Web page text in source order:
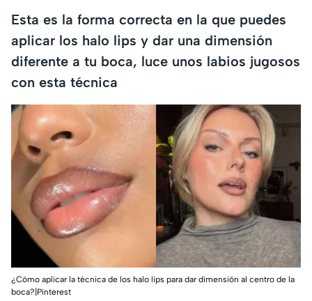
Esta es la forma correcta en la que puedes
aplicar los halo lips y dar una dimensión
diferente a tu boca, luce unos labios jugosos
con esta técnica
¿Cómo aplicar la técnica de los halo lips para dar dimensión al centro de la
boca?|Pinterest